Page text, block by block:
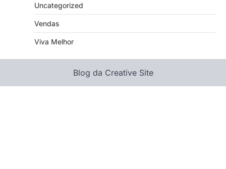
Uncategorized
Vendas
Viva Melhor
Blog da Creative Site